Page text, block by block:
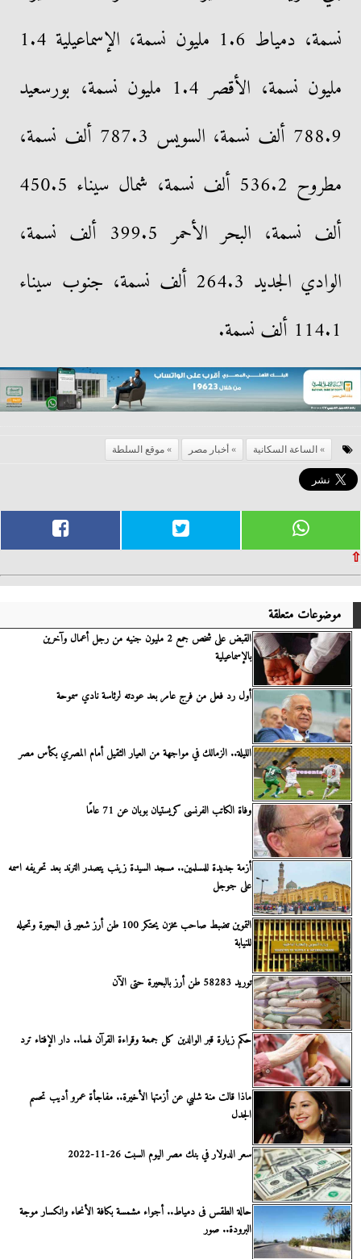
نسمة، دمياط 1.6 مليون نسمة، الإسماعيلية 1.4
مليون نسمة، الأقصر 1.4 مليون نسمة، بورسعيد
788.9 ألف نسمة، السويس 787.3 ألف نسمة،
مطروح 536.2 ألف نسمة، شمال سيناء 450.5
ألف نسمة، البحر الأحمر 399.5 ألف نسمة،
الوادي الجديد 264.3 ألف نسمة، جنوب سيناء
114.1 ألف نسمة.
الساعة السكانية أخبار مصر موقع السلطة
⇧
موضوعات متعلقة
القبض على شخص جمع 2 مليون جنيه من رجل أعمال وآخرين
بالإسماعيلية
أول رد فعل من فرج عامر بعد عودته لرئاسة نادي سموحة
الليلة.. الزمالك في مواجهة من العيار الثقيل أمام المصري بكأس مصر
وفاة الكاتب الفرنسى كريستيان بوبان عن 71 عامًا
أزمة جديدة للمسلمين.. مسجد السيدة زينب يتصدر الترند بعد تحريفه اسمه
على جوجل
التموين تضبط صاحب مخزن يحتكر 100 طن أرز شعير فى البحيرة وتحيله
للنيابة
توريد 58283 طن أرز بالبحيرة حتى الآن
حكم زيارة قبر الوالدين كل جمعة وقراءة القرآن لهما.. دار الإفتاء ترد
ماذا قالت منة شلبي عن أزمتها الأخيرة.. مفاجأة عمرو أديب تحسم
الجدل
سعر الدولار في بنك مصر اليوم السبت 26-11-2022
حالة الطقس فى دمياط.. أجواء مشمسة بكافة الأنحاء وانكسار موجة
البرودة.. صور